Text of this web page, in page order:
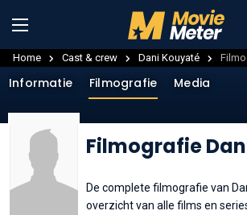
Home Cast & crew Dani Kouyaté
Filmografie
Informatie Filmografie Media
De complete filmografie van
overzicht van alle films en